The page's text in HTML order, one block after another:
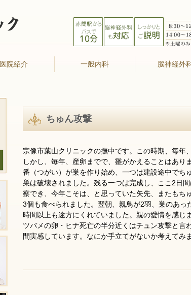
医院紹介 一般内科 脳神経外
ちゅん攻撃
宗像市葉山クリニックの撫中です。この時期、毎年
しかし、毎年、産卵までで、雛がかえることはあり
番（つがい）が巣を作り始め、一つは建設途中でち
巣は破壊されました。残る一つは完成し、ここ2日
察でき、今年こそは、と思っていた矢先、またもち
3個も食べられました。翌朝、親鳥が2羽、巣のあっ
時間以上も途方にくれていました。親の愛情を感じ
ツバメの卵・ヒナ死亡の半分近くはチュン攻撃と言
間実感しています。なにか手立てがないか考えてみま